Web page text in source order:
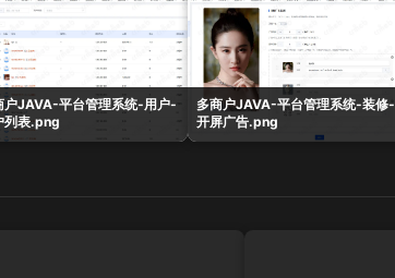
户JAVA-平台管理系统-用户-
列表.png
多商户JAVA-平台管理系统-装修-
开屏广告.png